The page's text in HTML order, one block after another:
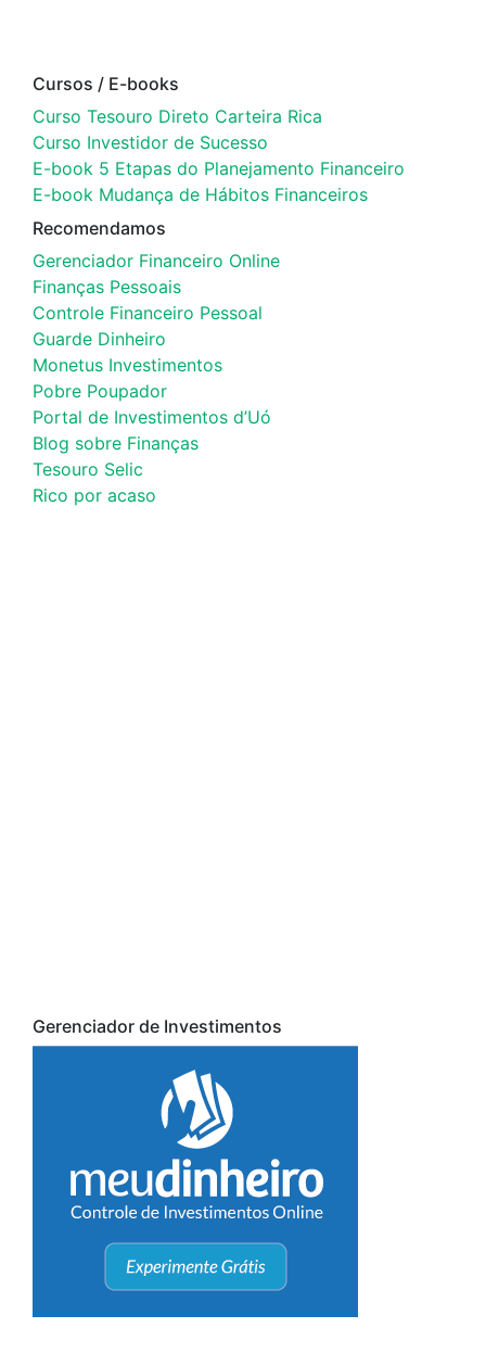
Cursos / E-books
Curso Tesouro Direto Carteira Rica
Curso Investidor de Sucesso
E-book 5 Etapas do Planejamento Financeiro
E-book Mudança de Hábitos Financeiros
Recomendamos
Gerenciador Financeiro Online
Finanças Pessoais
Controle Financeiro Pessoal
Guarde Dinheiro
Monetus Investimentos
Pobre Poupador
Portal de Investimentos d’Uó
Blog sobre Finanças
Tesouro Selic
Rico por acaso
Gerenciador de Investimentos